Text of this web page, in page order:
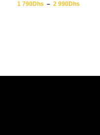
1 790Dhs – 2 990Dhs